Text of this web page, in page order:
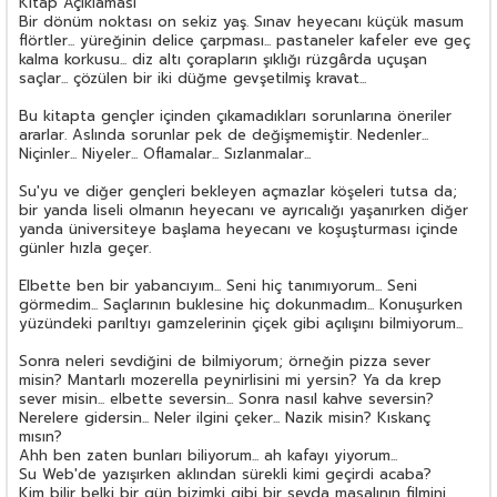
Bir dönüm noktası on sekiz yaş. Sınav heyecanı küçük masum
flörtler... yüreğinin delice çarpması... pastaneler kafeler eve geç
kalma korkusu... diz altı çorapların şıklığı rüzgârda uçuşan
saçlar... çözülen bir iki düğme gevşetilmiş kravat...
Bu kitapta gençler içinden çıkamadıkları sorunlarına öneriler
ararlar. Aslında sorunlar pek de değişmemiştir. Nedenler...
Niçinler... Niyeler... Oflamalar... Sızlanmalar...
Su'yu ve diğer gençleri bekleyen açmazlar köşeleri tutsa da;
bir yanda liseli olmanın heyecanı ve ayrıcalığı yaşanırken diğer
yanda üniversiteye başlama heyecanı ve koşuşturması içinde
günler hızla geçer.
Elbette ben bir yabancıyım... Seni hiç tanımıyorum... Seni
görmedim... Saçlarının buklesine hiç dokunmadım... Konuşurken
yüzündeki parıltıyı gamzelerinin çiçek gibi açılışını bilmiyorum...
Sonra neleri sevdiğini de bilmiyorum; örneğin pizza sever
misin? Mantarlı mozerella peynirlisini mi yersin? Ya da krep
sever misin... elbette seversin... Sonra nasıl kahve seversin?
Nerelere gidersin... Neler ilgini çeker... Nazik misin? Kıskanç
mısın?
Ahh ben zaten bunları biliyorum... ah kafayı yiyorum...
Su Web'de yazışırken aklından sürekli kimi geçirdi acaba?